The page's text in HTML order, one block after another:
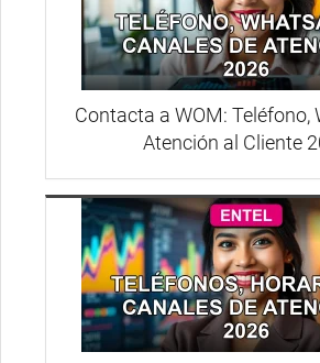
Contacta a WOM: Teléfono,
Atención al Cliente